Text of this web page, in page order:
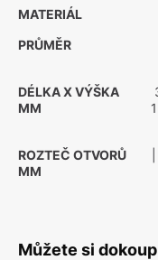
MATERIÁL
PRŮMĚR
DÉLKA X VÝŠKA
MM
ROZTEČ OTVORŮ
MM
Můžete si